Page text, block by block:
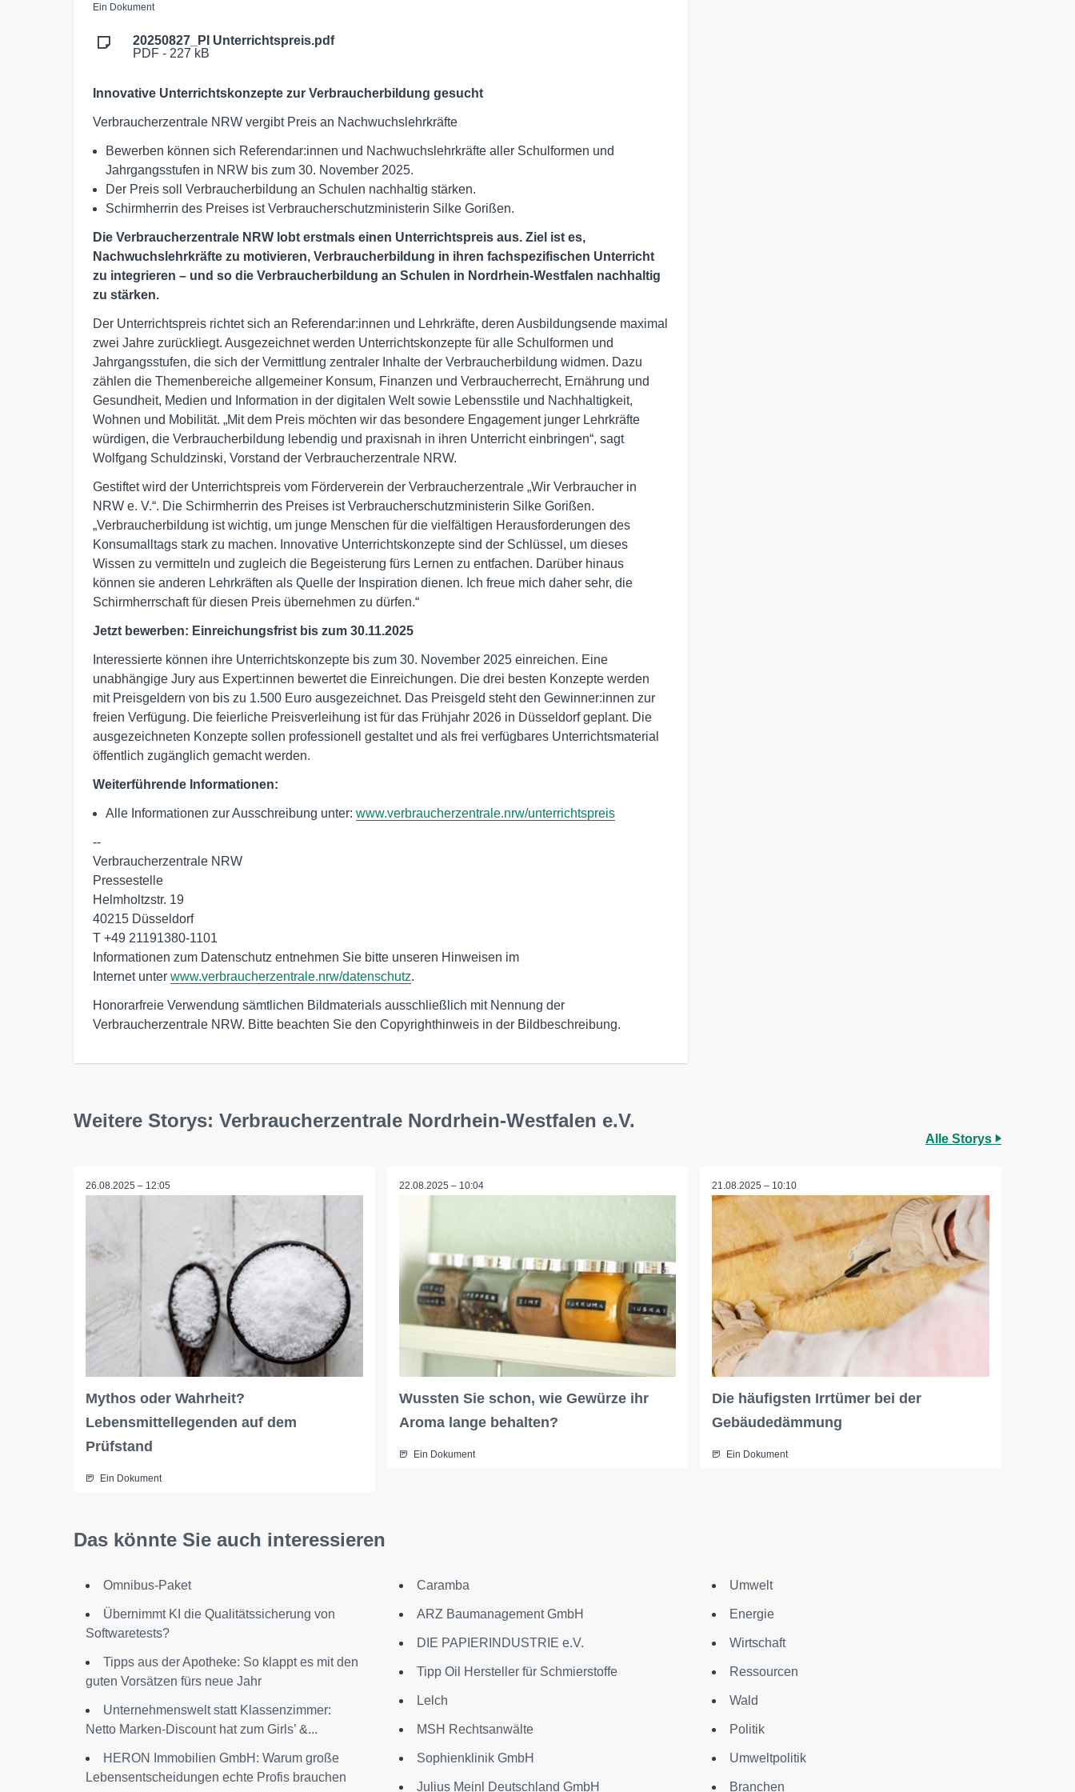
Ein Dokument
20250827_PI Unterrichtspreis.pdf
PDF - 227 kB
Innovative Unterrichtskonzepte zur Verbraucherbildung gesucht
Verbraucherzentrale NRW vergibt Preis an Nachwuchslehrkräfte
Bewerben können sich Referendar:innen und Nachwuchslehrkräfte aller Schulformen und
Jahrgangsstufen in NRW bis zum 30. November 2025.
Der Preis soll Verbraucherbildung an Schulen nachhaltig stärken.
Schirmherrin des Preises ist Verbraucherschutzministerin Silke Gorißen.
Die Verbraucherzentrale NRW lobt erstmals einen Unterrichtspreis aus. Ziel ist es,
Nachwuchslehrkräfte zu motivieren, Verbraucherbildung in ihren fachspezifischen Unterricht
zu integrieren – und so die Verbraucherbildung an Schulen in Nordrhein-Westfalen nachhaltig
zu stärken.
Der Unterrichtspreis richtet sich an Referendar:innen und Lehrkräfte, deren Ausbildungsende maximal
zwei Jahre zurückliegt. Ausgezeichnet werden Unterrichtskonzepte für alle Schulformen und
Jahrgangsstufen, die sich der Vermittlung zentraler Inhalte der Verbraucherbildung widmen. Dazu
zählen die Themenbereiche allgemeiner Konsum, Finanzen und Verbraucherrecht, Ernährung und
Gesundheit, Medien und Information in der digitalen Welt sowie Lebensstile und Nachhaltigkeit,
Wohnen und Mobilität. „Mit dem Preis möchten wir das besondere Engagement junger Lehrkräfte
würdigen, die Verbraucherbildung lebendig und praxisnah in ihren Unterricht einbringen“, sagt
Wolfgang Schuldzinski, Vorstand der Verbraucherzentrale NRW.
Gestiftet wird der Unterrichtspreis vom Förderverein der Verbraucherzentrale „Wir Verbraucher in
NRW e. V.“. Die Schirmherrin des Preises ist Verbraucherschutzministerin Silke Gorißen.
„Verbraucherbildung ist wichtig, um junge Menschen für die vielfältigen Herausforderungen des
Konsumalltags stark zu machen. Innovative Unterrichtskonzepte sind der Schlüssel, um dieses
Wissen zu vermitteln und zugleich die Begeisterung fürs Lernen zu entfachen. Darüber hinaus
können sie anderen Lehrkräften als Quelle der Inspiration dienen. Ich freue mich daher sehr, die
Schirmherrschaft für diesen Preis übernehmen zu dürfen.“
Jetzt bewerben: Einreichungsfrist bis zum 30.11.2025
Interessierte können ihre Unterrichtskonzepte bis zum 30. November 2025 einreichen. Eine
unabhängige Jury aus Expert:innen bewertet die Einreichungen. Die drei besten Konzepte werden
mit Preisgeldern von bis zu 1.500 Euro ausgezeichnet. Das Preisgeld steht den Gewinner:innen zur
freien Verfügung. Die feierliche Preisverleihung ist für das Frühjahr 2026 in Düsseldorf geplant. Die
ausgezeichneten Konzepte sollen professionell gestaltet und als frei verfügbares Unterrichtsmaterial
öffentlich zugänglich gemacht werden.
Weiterführende Informationen:
Alle Informationen zur Ausschreibung unter: www.verbraucherzentrale.nrw/unterrichtspreis
--
Verbraucherzentrale NRW
Pressestelle
Helmholtzstr. 19
40215 Düsseldorf
T +49 21191380-1101
Informationen zum Datenschutz entnehmen Sie bitte unseren Hinweisen im
Internet unter www.verbraucherzentrale.nrw/datenschutz.
Honorarfreie Verwendung sämtlichen Bildmaterials ausschließlich mit Nennung der
Verbraucherzentrale NRW. Bitte beachten Sie den Copyrighthinweis in der Bildbeschreibung.
Weitere Storys: Verbraucherzentrale Nordrhein-Westfalen e.V.
Alle Storys
26.08.2025 – 12:05
Mythos oder Wahrheit?
Lebensmittellegenden auf dem
Prüfstand
Ein Dokument
22.08.2025 – 10:04
Wussten Sie schon, wie Gewürze ihr
Aroma lange behalten?
Ein Dokument
21.08.2025 – 10:10
Die häufigsten Irrtümer bei der
Gebäudedämmung
Ein Dokument
Das könnte Sie auch interessieren
Omnibus-Paket
Übernimmt KI die Qualitätssicherung von
Softwaretests?
Tipps aus der Apotheke: So klappt es mit den
guten Vorsätzen fürs neue Jahr
Unternehmenswelt statt Klassenzimmer:
Netto Marken-Discount hat zum Girls’ &...
HERON Immobilien GmbH: Warum große
Lebensentscheidungen echte Profis brauchen
Caramba
ARZ Baumanagement GmbH
DIE PAPIERINDUSTRIE e.V.
Tipp Oil Hersteller für Schmierstoffe
Lelch
MSH Rechtsanwälte
Sophienklinik GmbH
Julius Meinl Deutschland GmbH
Umwelt
Energie
Wirtschaft
Ressourcen
Wald
Politik
Umweltpolitik
Branchen